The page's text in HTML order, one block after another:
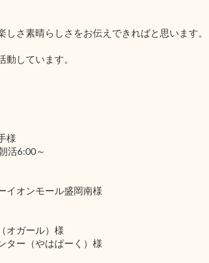
しさ素晴らしさをお伝えできればと思います。
動しています。
様
活6:00～
イオンモール盛岡南様
オガール）様
ター（やはぱーく）様